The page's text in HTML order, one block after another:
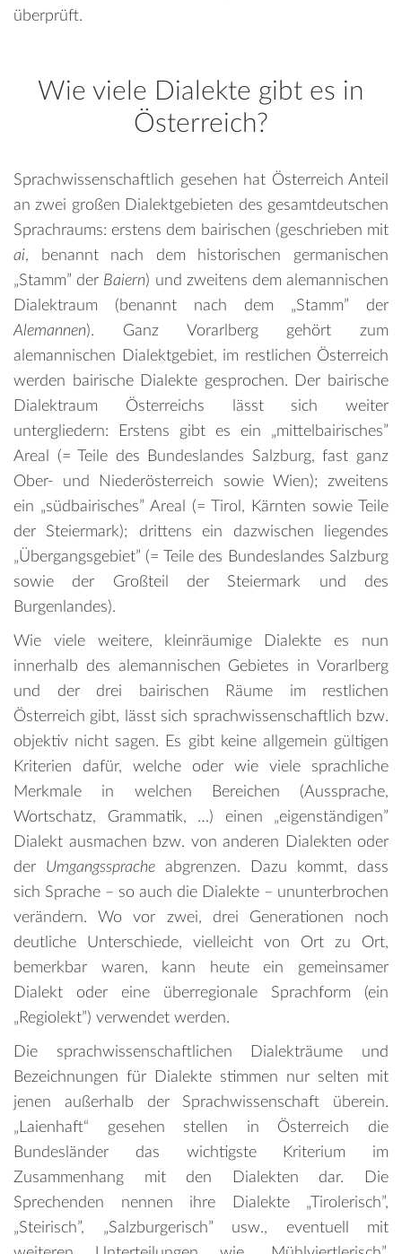
überprüft.
Wie viele Dialekte gibt es in
Österreich?
Sprachwissenschaftlich gesehen hat Österreich Anteil
an zwei großen Dialektgebieten des gesamtdeutschen
Sprachraums: erstens dem bairischen (geschrieben mit
ai, benannt nach dem historischen germanischen
„Stamm” der Baiern) und zweitens dem alemannischen
Dialektraum (benannt nach dem „Stamm” der
Alemannen). Ganz Vorarlberg gehört zum
alemannischen Dialektgebiet, im restlichen Österreich
werden bairische Dialekte gesprochen. Der bairische
Dialektraum Österreichs lässt sich weiter
untergliedern: Erstens gibt es ein „mittelbairisches”
Areal (= Teile des Bundeslandes Salzburg, fast ganz
Ober- und Niederösterreich sowie Wien); zweitens
ein „südbairisches” Areal (= Tirol, Kärnten sowie Teile
der Steiermark); drittens ein dazwischen liegendes
„Übergangsgebiet” (= Teile des Bundeslandes Salzburg
sowie der Großteil der Steiermark und des
Burgenlandes).
Wie viele weitere, kleinräumige Dialekte es nun
innerhalb des alemannischen Gebietes in Vorarlberg
und der drei bairischen Räume im restlichen
Österreich gibt, lässt sich sprachwissenschaftlich bzw.
objektiv nicht sagen. Es gibt keine allgemein gültigen
Kriterien dafür, welche oder wie viele sprachliche
Merkmale in welchen Bereichen (Aussprache,
Wortschatz, Grammatik, …) einen „eigenständigen”
Dialekt ausmachen bzw. von anderen Dialekten oder
der Umgangssprache abgrenzen. Dazu kommt, dass
sich Sprache – so auch die Dialekte – ununterbrochen
verändern. Wo vor zwei, drei Generationen noch
deutliche Unterschiede, vielleicht von Ort zu Ort,
bemerkbar waren, kann heute ein gemeinsamer
Dialekt oder eine überregionale Sprachform (ein
„Regiolekt”) verwendet werden.
Die sprachwissenschaftlichen Dialekträume und
Bezeichnungen für Dialekte stimmen nur selten mit
jenen außerhalb der Sprachwissenschaft überein.
„Laienhaft“ gesehen stellen in Österreich die
Bundesländer das wichtigste Kriterium im
Zusammenhang mit den Dialekten dar. Die
Sprechenden nennen ihre Dialekte „Tirolerisch”,
„Steirisch”, „Salzburgerisch” usw., eventuell mit